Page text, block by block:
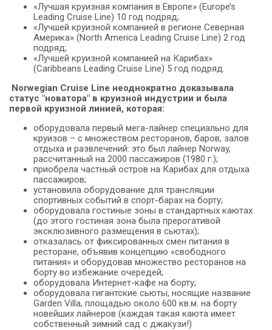
«Лучшая круизная компания в Европе» (Europe’s
Leading Cruise Line) 10 год подряд;
«Лучшей круизной компанией в регионе Северная
Америка» (North America Leading Cruise Line) 2 год
подряд;
«Лучшей круизной компанией на Карибах»
(Caribbeans Leading Cruise Line) 5 год подряд.
Norwegian Cruise Line неоднократно доказывала
статус "новатора" в круизной индустрии и была
первой круизной линией, которая:
оборудовала первый мега-лайнер специально для
круизов – с множеством ресторанов, баров, залов
отдыха и развлечений: это был лайнер Norway,
рассчитанный на 2000 пассажиров (1980 г.);
приобрела частный остров на Карибах для отдыха
пассажиров;
установила оборудование для трансляции
спортивных событий в спорт-барах на борту;
оборудовала гостиные зоны в стандартных каютах
(до этого гостиная зона была прерогативой
эксклюзивного размещения в сьютах);
отказалась от фиксированных смен питания в
ресторане, объявив концепцию «cвободного
питания» и оборудовав множество ресторанов на
борту во избежание очередей;
оборудовала Интернет-кафе на борту;
оборудовала гигантские сьюты, носящие название
Garden Villa, площадью около 600 кв.м. на борту
новейших лайнеров (каждая такая каюта имеет
собственный зимний сад с джакузи!)